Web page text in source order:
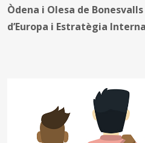
Òdena i Olesa de
d’Europa i Estratègia